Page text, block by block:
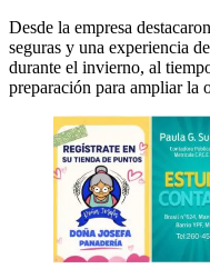
Desde la empresa
seguras y una experiencia
durante el invierno, al
preparación para ampliar la